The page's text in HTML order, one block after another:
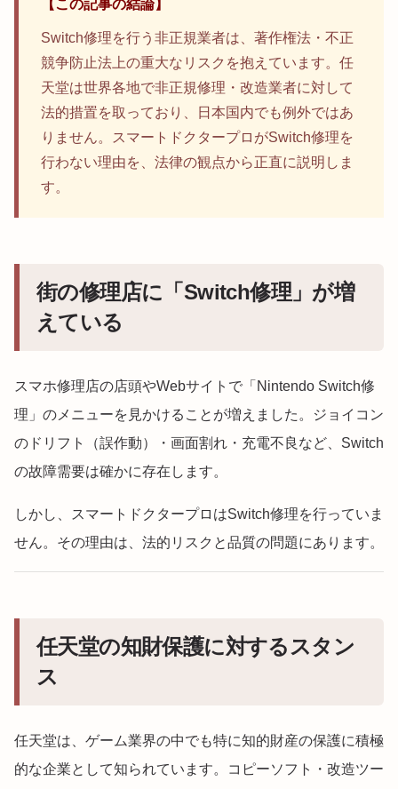
【この記事の結論】
Switch修理を行う非正規業者は、著作権法・不正
競争防止法上の重大なリスクを抱えています。任
天堂は世界各地で非正規修理・改造業者に対して
法的措置を取っており、日本国内でも例外ではあ
りません。スマートドクタープロがSwitch修理を
行わない理由を、法律の観点から正直に説明しま
す。
街の修理店に「Switch修理」が増
えている
スマホ修理店の店頭やWebサイトで「Nintendo Switch修
理」のメニューを見かけることが増えました。ジョイコン
のドリフト（誤作動）・画面割れ・充電不良など、Switch
の故障需要は確かに存在します。
しかし、スマートドクタープロはSwitch修理を行っていま
せん。その理由は、法的リスクと品質の問題にあります。
任天堂の知財保護に対するスタン
ス
任天堂は、ゲーム業界の中でも特に知的財産の保護に積極
的な企業として知られています。コピーソフト・改造ツー